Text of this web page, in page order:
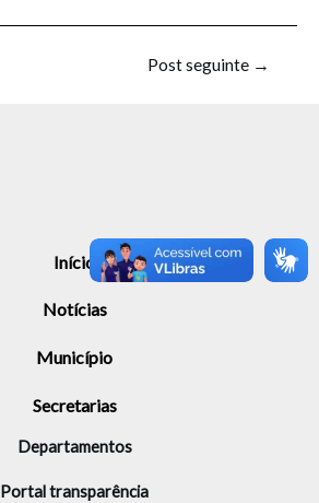
Post seguinte →
Início
Notícias
Município
Secretarias
Departamentos
Portal transparência